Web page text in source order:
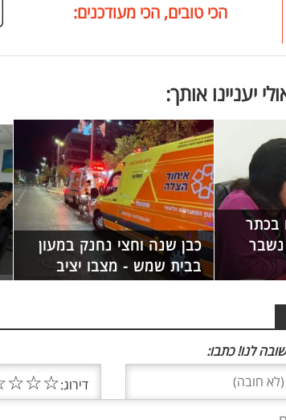
הכי טובים, הכי מעודכנים:
יעניינו אותך:
בכתר
נשבר
כבן שנה וחצי נחנק במעון
בבית שמש - מצבו יציב
לנו! כתבו:
דירוג:☆
☆
☆